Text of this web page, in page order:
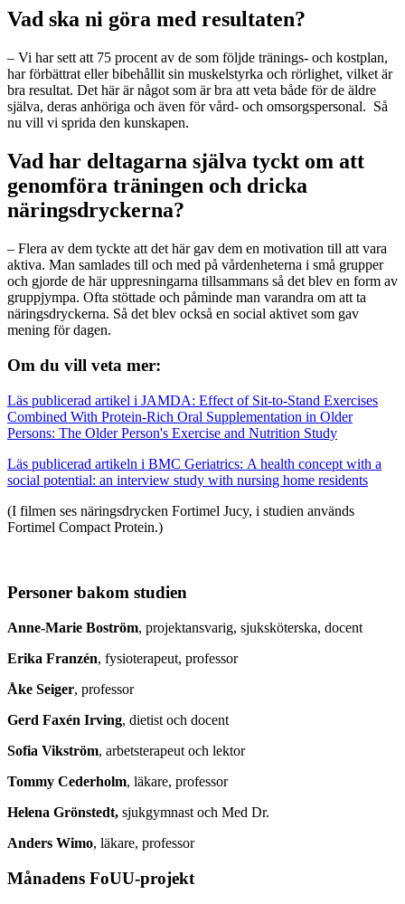
Vad ska ni göra med resultaten?
– Vi har sett att 75 procent av de som följde tränings- och kostplan,
har förbättrat eller bibehållit sin muskelstyrka och rörlighet, vilket är
bra resultat. Det här är något som är bra att veta både för de äldre
själva, deras anhöriga och även för vård- och omsorgspersonal. Så
nu vill vi sprida den kunskapen.
Vad har deltagarna själva tyckt om att
genomföra träningen och dricka
näringsdryckerna?
– Flera av dem tyckte att det här gav dem en motivation till att vara
aktiva. Man samlades till och med på vårdenheterna i små grupper
och gjorde de här uppresningarna tillsammans så det blev en form av
gruppjympa. Ofta stöttade och påminde man varandra om att ta
näringsdryckerna. Så det blev också en social aktivet som gav
mening för dagen.
Om du vill veta mer:
Läs publicerad artikel i JAMDA: Effect of Sit-to-Stand Exercises
Combined With Protein-Rich Oral Supplementation in Older
Persons: The Older Person's Exercise and Nutrition Study
Läs publicerad artikeln i BMC Geriatrics: A health concept with a
social potential: an interview study with nursing home residents
(I filmen ses näringsdrycken Fortimel Jucy, i studien används
Fortimel Compact Protein.)
Personer bakom studien
Anne-Marie Boström, projektansvarig, sjuksköterska, docent
Erika Franzén, fysioterapeut, professor
Åke Seiger, professor
Gerd Faxén Irving, dietist och docent
Sofia Vikström, arbetsterapeut och lektor
Tommy Cederholm, läkare, professor
Helena Grönstedt, sjukgymnast och Med Dr.
Anders Wimo, läkare, professor
Månadens FoUU-projekt